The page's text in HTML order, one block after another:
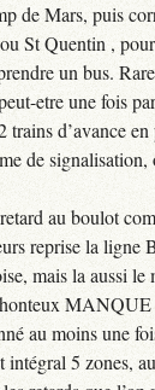
de Mars, puis
St Quentin ,
un bus.
etre une fois
trains d’avance
de signalisation,
au boulot
reprise la ligne
mais la aussi le
honteux
au moins une
intégral 5 zones,